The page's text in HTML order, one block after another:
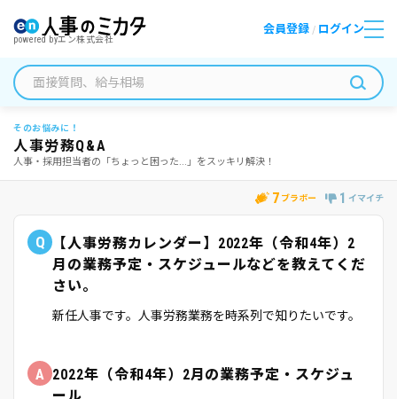
powered byエン株式会社
会員登録 / ログイン
そのお悩みに！
人事労務Q&A
人事・採用担当者の「ちょっと困った...」をスッキリ解決！
7 ブラボー 1 イマイチ
Q
【人事労務カレンダー】2022年（令和4年）2
月の業務予定・スケジュールなどを教えてくだ
さい。
新任人事です。人事労務業務を時系列で知りたいです。
A 2022年（令和4年）2月の業務予定・スケジュ